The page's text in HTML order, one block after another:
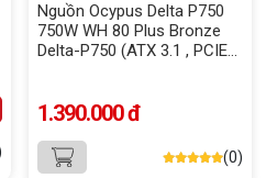
Nguồn Ocypus Delta P750
750W WH 80 Plus Bronze
Delta-P750 (ATX 3.1 , PCIE
1.390.000 đ
(0)